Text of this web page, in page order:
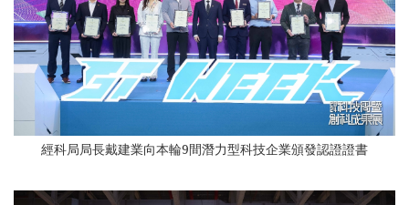
經科局局長戴建業向本輪9間潛力型科技企業頒發認證證書